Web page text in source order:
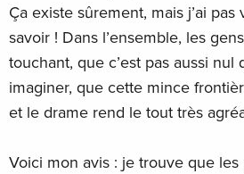
Ça existe sûrement, mais j’ai
savoir ! Dans l’ensemble, les
touchant, que c’est pas aussi nul
imaginer, que cette mince
et le drame rend le tout très
Voici mon avis : je trouve que les